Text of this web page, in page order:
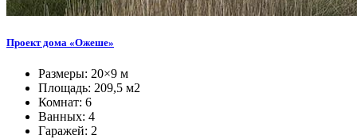
Проект дома «Ожеше»
Размеры: 20×9 м
Площадь: 209,5 м2
Комнат: 6
Ванных: 4
Гаражей: 2